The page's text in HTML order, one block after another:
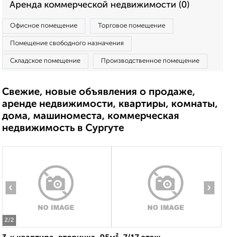
Аренда коммерческой недвижимости (0)
Офисное помещение Торговое помещение
Помещение свободного назначения
Складское помещение Производственное помещение
Свежие, новые объявления о продаже,
аренде недвижимости, квартиры, комнаты,
дома, машиноместа, коммерческая
недвижимость в Сургуте
2/2
‹ ›